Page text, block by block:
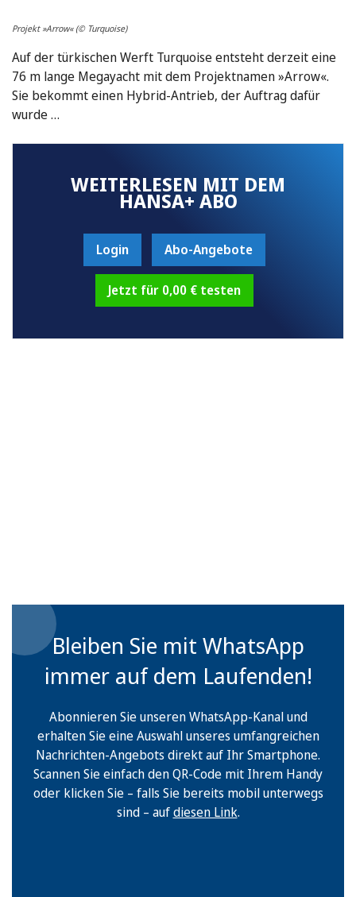
Projekt »Arrow« (© Turquoise)
Auf der türkischen Werft Turquoise entsteht derzeit eine
76 m lange Megayacht mit dem Projektnamen »Arrow«.
Sie bekommt einen Hybrid-Antrieb, der Auftrag dafür
wurde …
WEITERLESEN MIT DEM
HANSA+ ABO
Login Abo-Angebote
Jetzt für 0,00 € testen
Bleiben Sie mit WhatsApp
immer auf dem Laufenden!
Abonnieren Sie unseren WhatsApp-Kanal und
erhalten Sie eine Auswahl unseres umfangreichen
Nachrichten-Angebots direkt auf Ihr Smartphone.
Scannen Sie einfach den QR-Code mit Ihrem Handy
oder klicken Sie – falls Sie bereits mobil unterwegs
sind – aufdiesen Link.